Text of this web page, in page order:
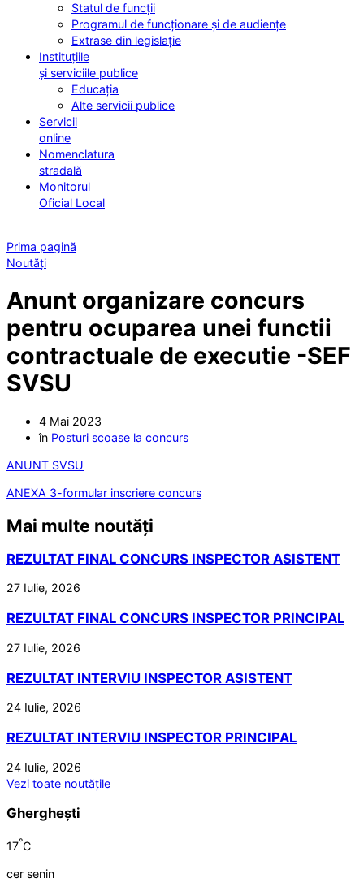
Statul de funcții
Programul de funcționare și de audiențe
Extrase din legislație
Instituțiile
și serviciile publice
Educația
Alte servicii publice
Servicii
online
Nomenclatura
stradală
Monitorul
Oficial Local
Prima pagină
Noutăți
Anunt organizare concurs
pentru ocuparea unei functii
contractuale de executie -SEF
SVSU
4 Mai 2023
în Posturi scoase la concurs
ANUNT SVSU
ANEXA 3-formular inscriere concurs
Mai multe noutăți
REZULTAT FINAL CONCURS INSPECTOR ASISTENT
27 Iulie, 2026
REZULTAT FINAL CONCURS INSPECTOR PRINCIPAL
27 Iulie, 2026
REZULTAT INTERVIU INSPECTOR ASISTENT
24 Iulie, 2026
REZULTAT INTERVIU INSPECTOR PRINCIPAL
24 Iulie, 2026
Vezi toate noutățile
Gherghești
17°C
cer senin